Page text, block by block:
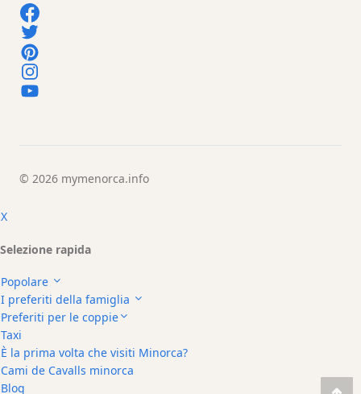
barche
Noleggio
veicoli
Esperienze
Sports
Shows
Events
Ubicación
© 2026 mymenorca.info
X
Selezione rapida
Popolare
I preferiti della famiglia
Preferiti per le coppie
Taxi
È la prima volta che visiti Minorca?
Cami de Cavalls minorca
Blog